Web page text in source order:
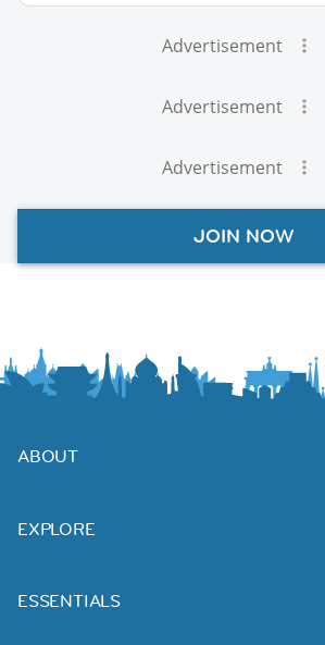
Advertisement
Advertisement
Advertisement
JOIN NOW
ABOUT
EXPLORE
ESSENTIALS